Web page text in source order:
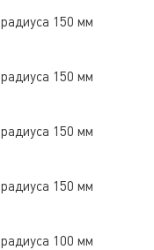
150 мм
150 мм
150 мм
150 мм
100 мм